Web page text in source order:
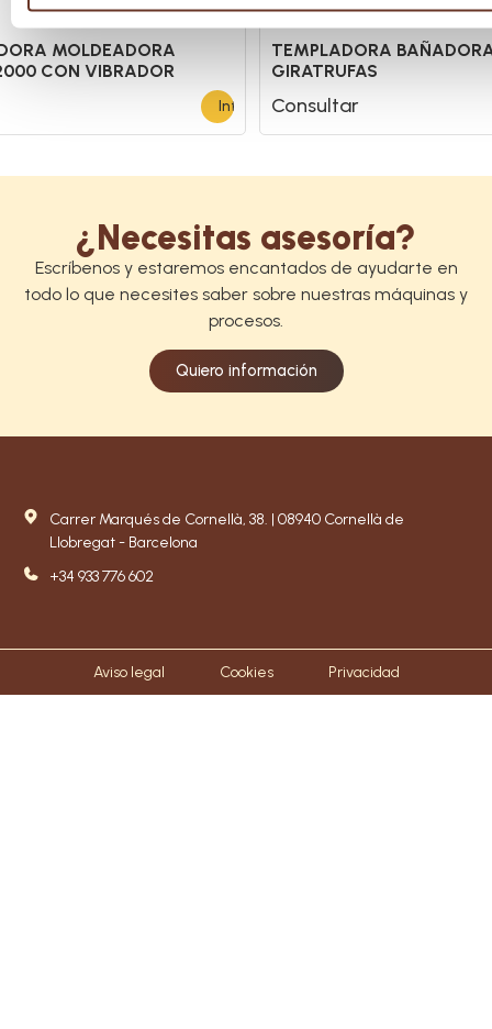
MOLDEADORA
CON VIBRADOR
Información
TEMPLADORA
GIRATRUFAS
Consultar
¿Necesitas asesoría?
Escríbenos y estaremos encantados de ayudarte en
todo lo que necesites saber sobre nuestras máquinas y
procesos.
Quiero información
Carrer Marqués de Cornellà, 38. | 08940 Cornellà de
Llobregat - Barcelona
+34 933 776 602
Aviso legal Cookies Privacidad